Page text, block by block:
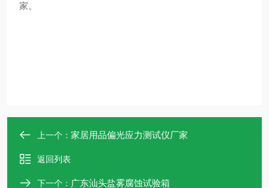
家。
上一个： 家居用品偏光应力测试仪厂家
返回列表
下一个： 广东汕头盐雾腐蚀试验箱